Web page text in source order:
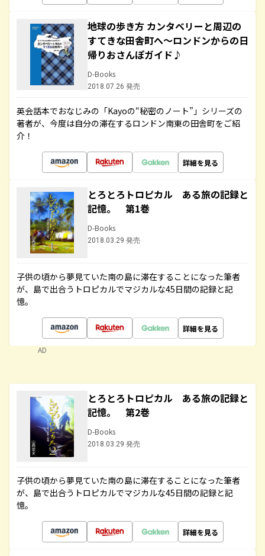
地球の歩き方 カンタベリーと周辺の
すてきな田舎町へ～ロンドンからの日
帰りおさんぽガイド♪
D-Books
2018.07.26 発売
英会話本でおなじみの「Kayoの“秘密のノート”」シリーズの
著者が、今度は自分の滞在するロンドン南東の田舎町をご紹
介！
詳細を見る
とろとろトロピカル ある旅の記録と
記憶。 第1巻
D-Books
2018.03.29 発売
子供の頃から夢見ていた南の島に滞在することになった筆者
が、島で出合うトロピカルでマジカルな45日間の記録と記
憶。
詳細を見る
AD
とろとろトロピカル ある旅の記録と
記憶。 第2巻
D-Books
2018.03.29 発売
子供の頃から夢見ていた南の島に滞在することになった筆者
が、島で出合うトロピカルでマジカルな45日間の記録と記
憶。
詳細を見る